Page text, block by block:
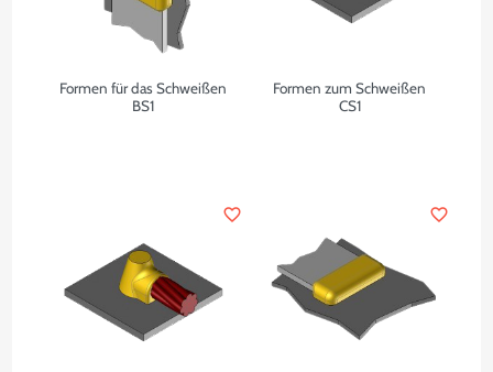
Formen für das Schweißen
BS1
Formen zum Schweißen
CS1
favorite_border favorite_border